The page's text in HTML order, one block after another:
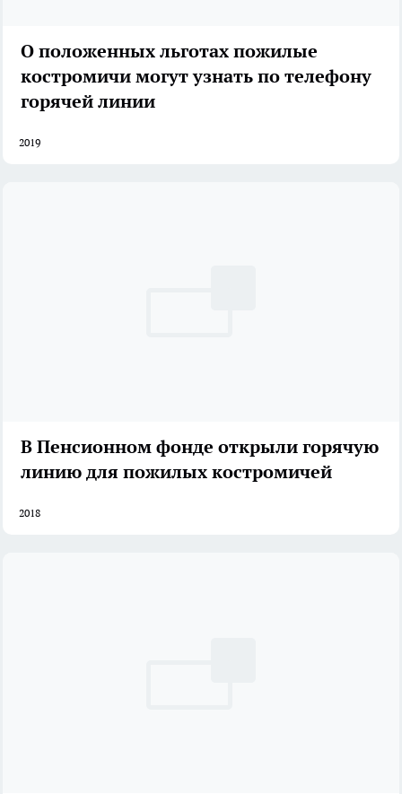
О положенных льготах пожилые
костромичи могут узнать по телефону
горячей линии
2019
В Пенсионном фонде открыли горячую
линию для пожилых костромичей
2018